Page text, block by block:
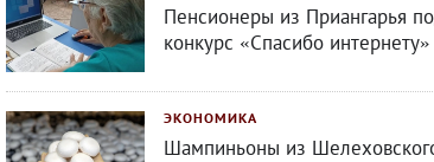
Пенсионеры из Приангарья
конкурс «Спасибо интернету»
ЭКОНОМИКА
Шампиньоны из